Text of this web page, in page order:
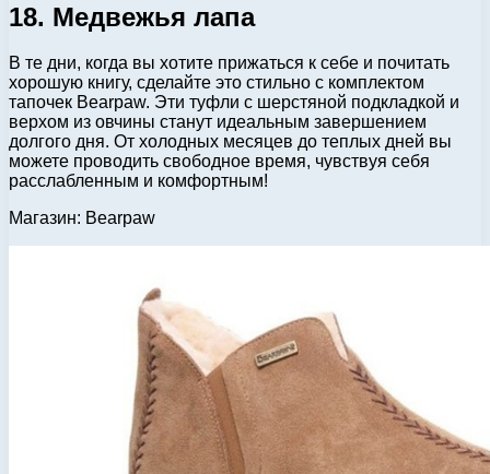
18. Медвежья лапа
В те дни, когда вы хотите прижаться к себе и почитать
хорошую книгу, сделайте это стильно с комплектом
тапочек Bearpaw. Эти туфли с шерстяной подкладкой и
верхом из овчины станут идеальным завершением
долгого дня. От холодных месяцев до теплых дней вы
можете проводить свободное время, чувствуя себя
расслабленным и комфортным!
Магазин: Bearpaw